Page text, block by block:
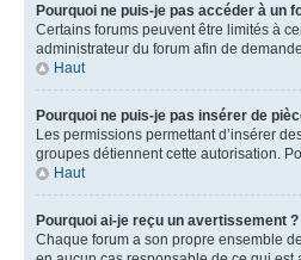
Pourquoi ne puis-je pas accéder à un
Certains forums peuvent être limités à
administrateur du forum afin de
Haut
Pourquoi ne puis-je pas insérer de
Les permissions permettant d’insérer
groupes détiennent cette autorisation.
Haut
Pourquoi ai-je reçu un avertissement ?
Chaque forum a son propre ensemble